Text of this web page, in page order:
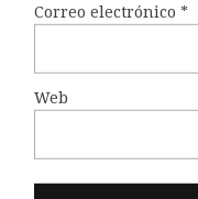
Correo electrónico *
Web